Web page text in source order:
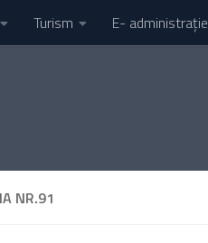
Turism E- administrație
NR.91